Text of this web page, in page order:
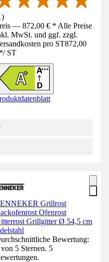
)
— 872,00 € * Alle Preise
MwSt. und ggf. zzgl.
pro ST872,00
*/ ST
Grillrost
Ofenrost
Grillgitter Ø 54,5 cm
Bewertung:
von 5 Sternen. 5